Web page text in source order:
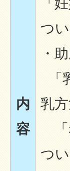
内
容
「
つい
・
「
乳
「
つい